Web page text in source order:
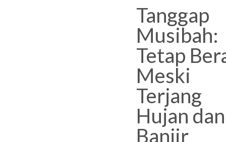
Tanggap
Musibah:
Tetap
Meski
Terjang
Hujan dan
Banjir